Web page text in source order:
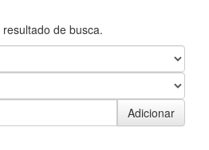
de busca.